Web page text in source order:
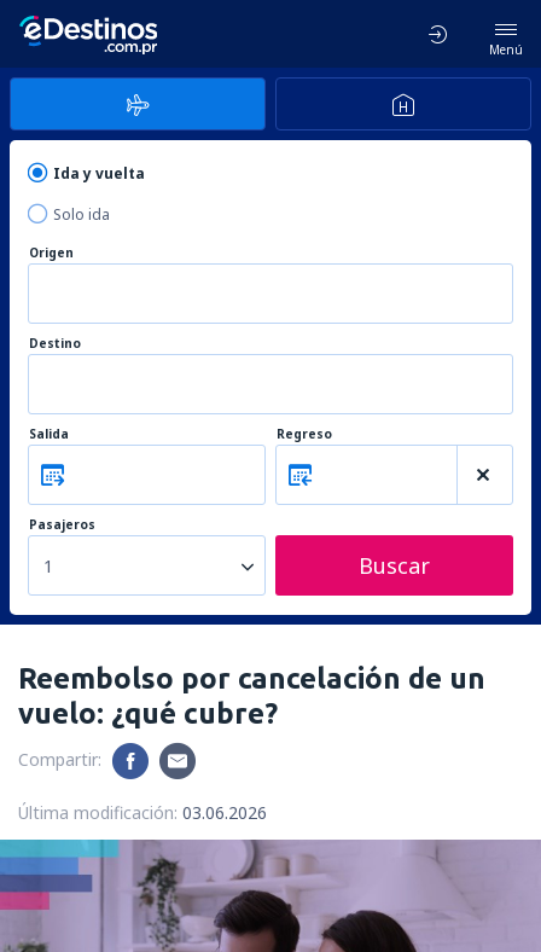
Menú
Ida y vuelta
Solo ida
Origen
Destino
Salida Regreso
Pasajeros
1 Buscar
Reembolso por cancelación de un
vuelo: ¿qué cubre?
Compartir:
Última modificación: 03.06.2026